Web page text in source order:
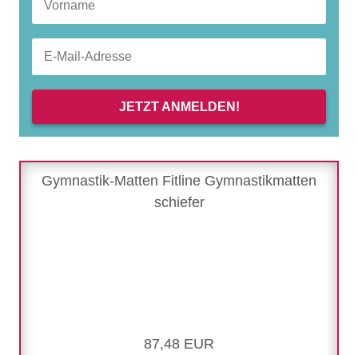
JETZT ANMELDEN!
Gymnastik-Matten Fitline Gymnastikmatten
schiefer
87,48 EUR